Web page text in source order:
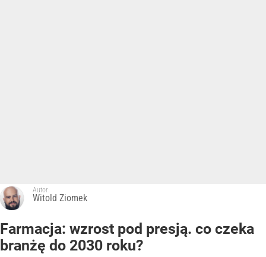
Autor:
Witold Ziomek
Farmacja: wzrost pod presją. co czeka
branżę do 2030 roku?